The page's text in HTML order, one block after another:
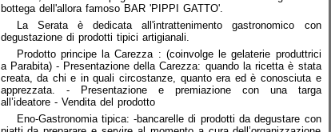
bottega dell'allora famoso BAR 'PIPPI GATTO'.
La Serata è dedicata all'intrattenimento gastronomico con
degustazione di prodotti tipici artigianali.
Prodotto principe la Carezza : (coinvolge le gelaterie produttrici
a Parabita) - Presentazione della Carezza: quando la ricetta è stata
creata, da chi e in quali circostanze, quanto era ed è conosciuta e
apprezzata. - Presentazione e premiazione con una targa
all’ideatore - Vendita del prodotto
Eno-Gastronomia tipica: -bancarelle di prodotti da degustare con